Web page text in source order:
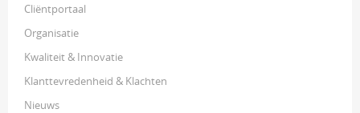
Cliëntportaal
Organisatie
Kwaliteit & Innovatie
Klanttevredenheid & Klachten
Nieuws